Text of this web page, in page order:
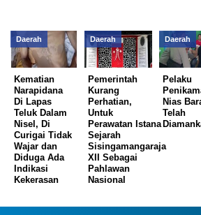
Daerah
Kematian
Narapidana
Di Lapas
Teluk Dalam
Nisel, Di
Curigai Tidak
Wajar dan
Diduga Ada
Indikasi
Kekerasan
Daerah
Pemerintah
Kurang
Perhatian,
Untuk
Perawatan Istana
Sejarah
Sisingamangaraja
XII Sebagai
Pahlawan
Nasional
Daerah
Pelaku
Nias
Telah